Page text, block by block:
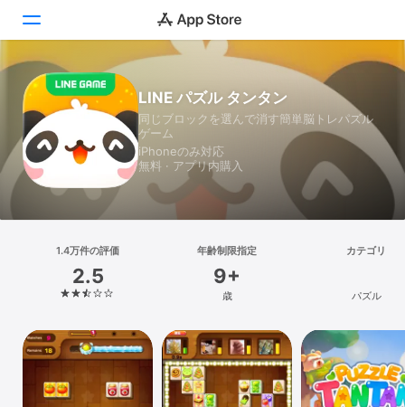
Today
アプリ
Arcade
検索
プラットフォーム
iPhone
iPad
Mac
Vision
LINE パズル タンタン
同じブロックを選んで消す簡単脳トレパズル
ゲーム
iPhoneのみ対応
無料 · アプリ内購入
1.4万件の評価
2.5
年齢制限指定
9+
歳
カテゴリ
パズル